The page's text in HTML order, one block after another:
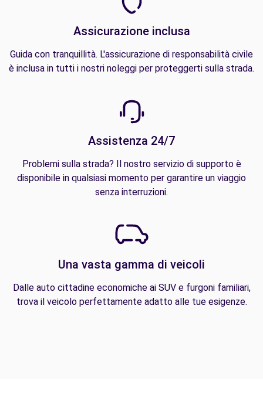
Assicurazione inclusa
Guida con tranquillità. L'assicurazione di responsabilità civile
è inclusa in tutti i nostri noleggi per proteggerti sulla strada.
Assistenza 24/7
Problemi sulla strada? Il nostro servizio di supporto è
disponibile in qualsiasi momento per garantire un viaggio
senza interruzioni.
Una vasta gamma di veicoli
Dalle auto cittadine economiche ai SUV e furgoni familiari,
trova il veicolo perfettamente adatto alle tue esigenze.